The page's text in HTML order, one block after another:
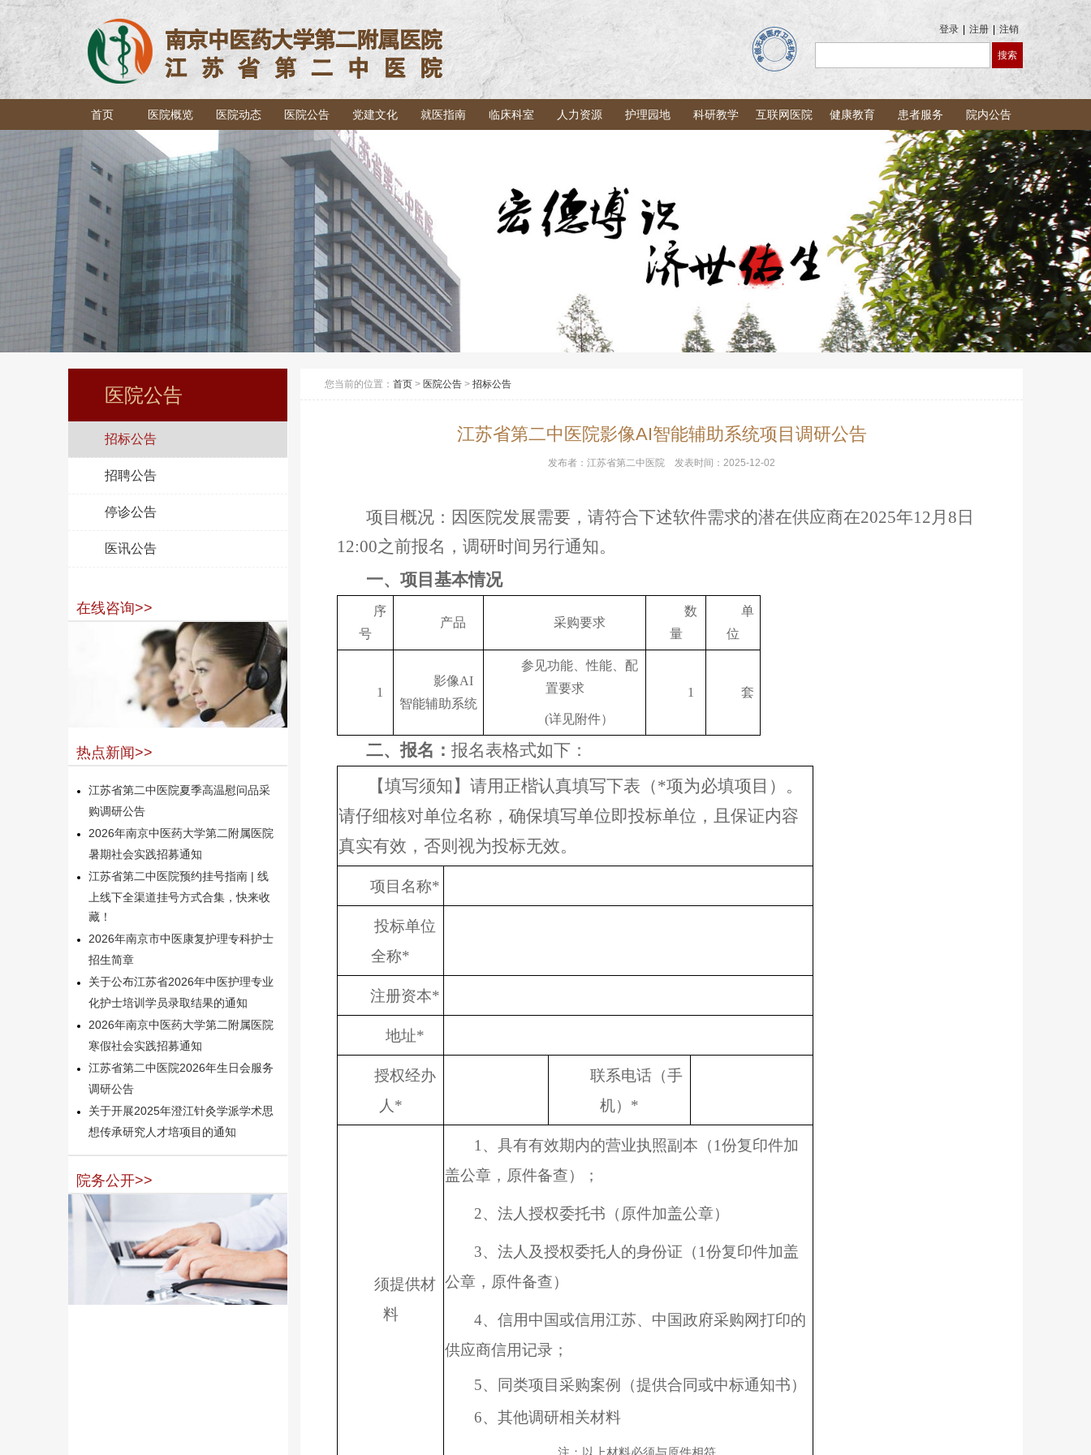
登录 注册 注销
首页 医院概览 医院动态 医院公告 党建文化 就医指南 临床科室 人力资源 护理园地 科研教学 互联网医院 健康教育 患者服务 院内公告
医院公告
招标公告
招聘公告
停诊公告
医讯公告
在线咨询>>
热点新闻>>
江苏省第二中医院夏季高温慰问品采
购调研公告
2026年南京中医药大学第二附属医院
暑期社会实践招募通知
江苏省第二中医院预约挂号指南 | 线
上线下全渠道挂号方式合集，快来收
藏！
2026年南京市中医康复护理专科护士
招生简章
关于公布江苏省2026年中医护理专业
化护士培训学员录取结果的通知
2026年南京中医药大学第二附属医院
寒假社会实践招募通知
江苏省第二中医院2026年生日会服务
调研公告
关于开展2025年澄江针灸学派学术思
想传承研究人才培项目的通知
院务公开>>
您当前的位置： 首页 > 医院公告 > 招标公告
江苏省第二中医院影像AI智能辅助系统项目调研公告
发布者： 江苏省第二中医院 发表时间： 2025-12-02
项目概况：因医院发展需要，请符合下述软件需求的潜在供应商在2025年12月8日
12:00之前报名，调研时间另行通知。
一、项目基本情况
序
号
产品 采购要求
数
量
单
位
1
影像AI
智能辅助系统
参见功能、性能、配
置要求
(详见附件）
1 套
二、 报名： 报名表格式如下：
【填写须知】请用正楷认真填写下表（*项为必填项目）。
请仔细核对单位名称，确保填写单位即投标单位，且保证内容
真实有效，否则视为投标无效。
项目名称*
投标单位
全称*
注册资本*
地址*
授权经办
人 *
联系电话（手
机） *
须提供材
料
1、 具有有效期内的营业执照副本（1份复印件加
盖公章，原件备查）；
2、 法人授权委托书（原件加盖公章）
3、 法人及授权委托人的身份证（1份复印件加盖
公章，原件备查）
4、信用中国或信用江苏、中国政府采购网打印的
供应商信用记录；
5、同类项目采购案例（提供合同或中标通知书）
6、其他调研相关材料
注：以上材料必须与原件相符。